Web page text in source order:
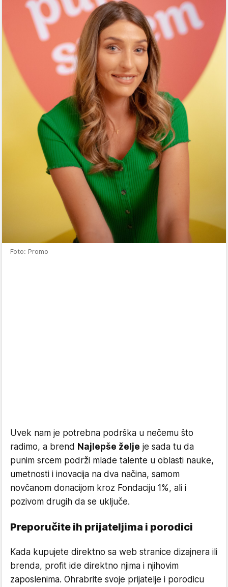
Foto: Promo
Uvek nam je potrebna podrška u nečemu što
radimo, a brend Najlepše želje je sada tu da
punim srcem podrži mlade talente u oblasti nauke,
umetnosti i inovacija na dva načina, samom
novčanom donacijom kroz Fondaciju 1%, ali i
pozivom drugih da se uključe.
Preporučite ih prijateljima i porodici
Kada kupujete direktno sa web stranice dizajnera ili
brenda, profit ide direktno njima i njihovim
zaposlenima. Ohrabrite svoje prijatelje i porodicu